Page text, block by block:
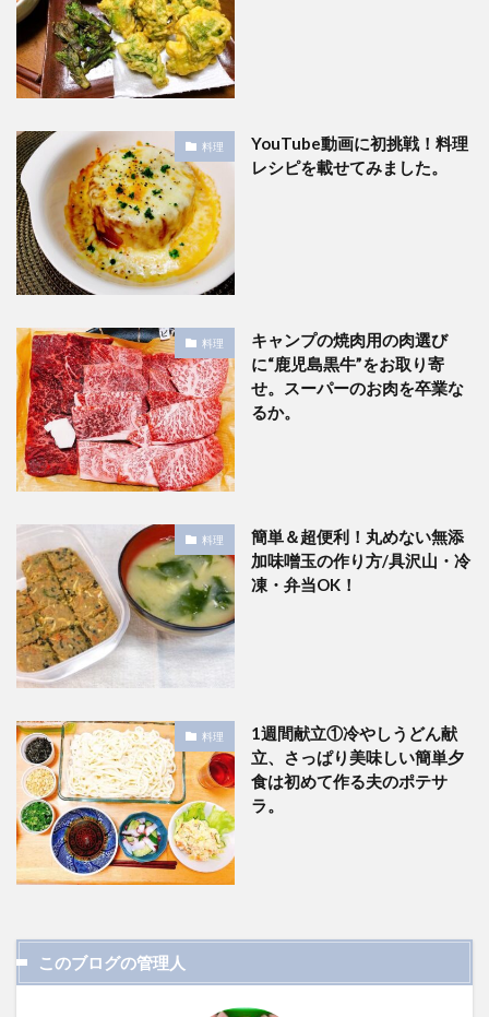
料理
YouTube動画に初挑戦！料理
レシピを載せてみました。
料理
キャンプの焼肉用の肉選び
に“鹿児島黒牛”をお取り寄
せ。スーパーのお肉を卒業な
るか。
料理
簡単＆超便利！丸めない無添
加味噌玉の作り方/具沢山・冷
凍・弁当OK！
料理
1週間献立①冷やしうどん献
立、さっぱり美味しい簡単夕
食は初めて作る夫のポテサ
ラ。
このブログの管理人